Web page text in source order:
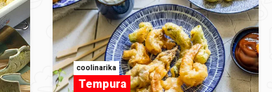
coolinarika
Tempura